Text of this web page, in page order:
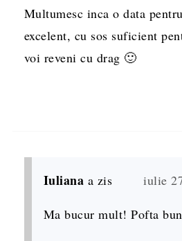
Multumesc inca o data
excelent, cu sos suficient
voi reveni cu drag 🙂
Iuliana a zis iulie
Ma bucur mult! Pofta